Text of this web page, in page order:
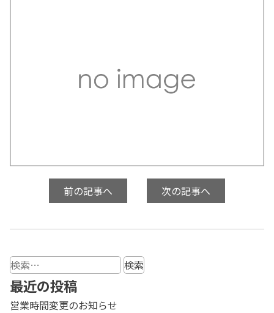
前の記事へ 次の記事へ
検
索:
最近の投稿
営業時間変更のお知らせ